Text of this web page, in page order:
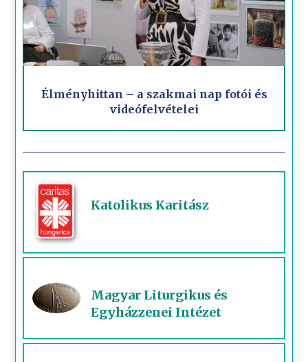
Élményhittan – a szakmai nap fotói és
videófelvételei
Katolikus Karitász
Magyar Liturgikus és
Egyházzenei Intézet